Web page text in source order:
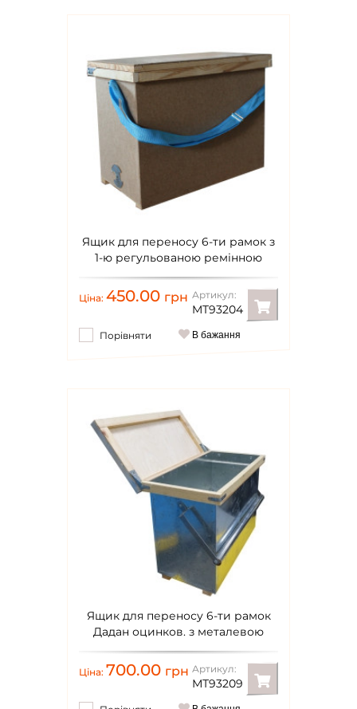
Ящик для переносу 6-ти рамок з
1-ю регульованою ремінною
ручкою (385 х 520 х 235)
Ціна: 450.00 грн Артикул:
MT93204
Порівняти В бажання
Ящик для переносу 6-ти рамок
Дадан оцинков. з металевою
ручкою
Ціна: 700.00 грн Артикул:
МТ93209